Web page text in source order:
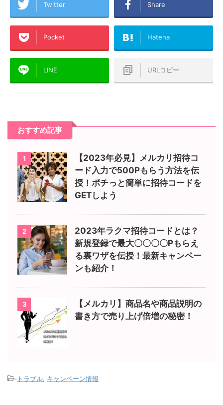
Twitter Share
Pocket Hatena
LINE URLコピー
おすすめ記事
1
【2023年必見】メルカリ招待コ
ード入力で500Pもらう方法を伝
授！ポチっと簡単に招待コードを
GETしよう
2
2023年ラクマ招待コードとは？
新規登録で最大〇〇〇〇Pもらえ
る裏ワザを伝授！最新キャンペー
ンも紹介！
3
【メルカリ】商品名や商品説明の
書き方で売り上げ倍増の秘密！
- トラブル キャンペーン情報